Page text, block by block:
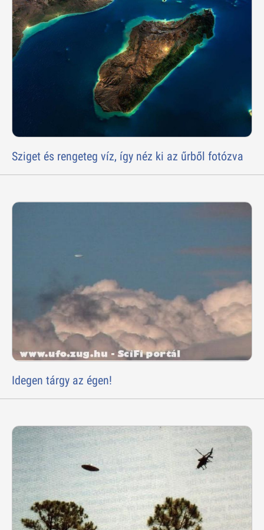
Sziget és rengeteg víz, így néz ki az űrből fotózva
Idegen tárgy az égen!